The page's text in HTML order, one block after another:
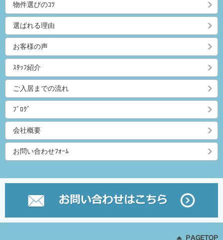
物件選びのｺﾂ
選ばれる理由
お客様の声
ｽﾀｯﾌ紹介
ご入居までの流れ
ﾌﾞﾛｸﾞ
会社概要
お問い合わせﾌｫｰﾑ